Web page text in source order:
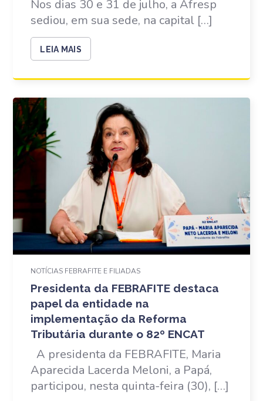
Nos dias 30 e 31 de julho, a Afresp
sediou, em sua sede, na capital […]
LEIA MAIS
NOTÍCIAS FEBRAFITE E FILIADAS
Presidenta da FEBRAFITE destaca
papel da entidade na
implementação da Reforma
Tributária durante o 82º ENCAT
A presidenta da FEBRAFITE, Maria
Aparecida Lacerda Meloni, a Papá,
participou, nesta quinta-feira (30), […]